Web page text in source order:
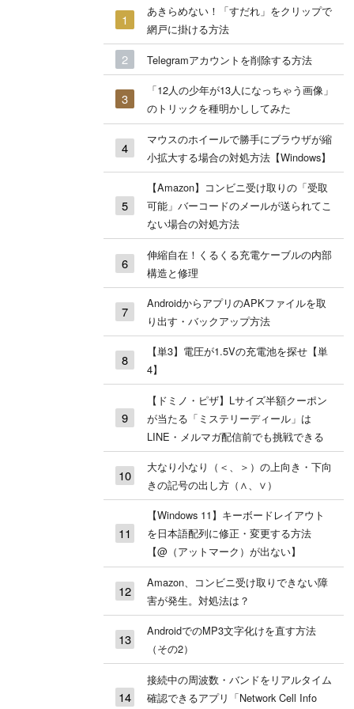
あきらめない！「すだれ」をクリップで
網戸に掛ける方法
Telegramアカウントを削除する方法
「12人の少年が13人になっちゃう画像」
のトリックを種明かししてみた
マウスのホイールで勝手にブラウザが縮
小拡大する場合の対処方法【Windows】
【Amazon】コンビニ受け取りの「受取
可能」バーコードのメールが送られてこ
ない場合の対処方法
伸縮自在！くるくる充電ケーブルの内部
構造と修理
AndroidからアプリのAPKファイルを取
り出す・バックアップ方法
【単3】電圧が1.5Vの充電池を探せ【単
4】
【ドミノ・ピザ】Lサイズ半額クーポン
が当たる「ミステリーディール」は
LINE・メルマガ配信前でも挑戦できる
大なり小なり（＜、＞）の上向き・下向
きの記号の出し方（∧、∨）
【Windows 11】キーボードレイアウト
を日本語配列に修正・変更する方法
【@（アットマーク）が出ない】
Amazon、コンビニ受け取りできない障
害が発生。対処法は？
AndroidでのMP3文字化けを直す方法
（その2）
接続中の周波数・バンドをリアルタイム
確認できるアプリ「Network Cell Info